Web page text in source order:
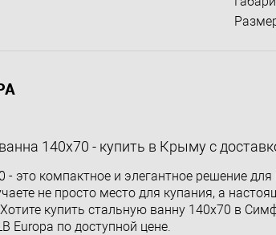
140x70 - купить в Крыму с
- это компактное и элегантное решение
не просто место для купания, а
купить стальную ванну 140x70 в
Europa по доступной цене.